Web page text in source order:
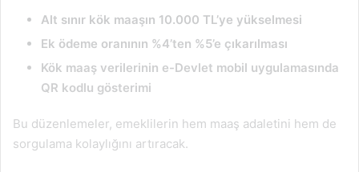
Alt sınır kök maaşın 10.000 TL’ye yükselmesi
Ek ödeme oranının %4’ten %5’e çıkarılması
Kök maaş verilerinin e-Devlet mobil uygulamasında
QR kodlu gösterimi
Bu düzenlemeler, emeklilerin hem maaş adaletini hem de
sorgulama kolaylığını artıracak.